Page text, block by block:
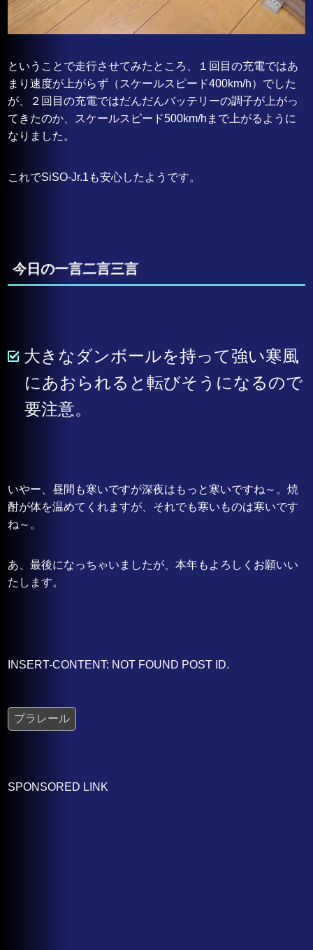
ということで走行させてみたところ、１回目の充電ではあ
まり速度が上がらず（スケールスピード400km/h）でした
が、２回目の充電ではだんだんバッテリーの調子が上がっ
てきたのか、スケールスピード500km/hまで上がるように
なりました。
これでSiSO-Jr.1も安心したようです。
今日の一言二言三言
大きなダンボールを持って強い寒風
にあおられると転びそうになるので
要注意。
いやー、昼間も寒いですが深夜はもっと寒いですね～。焼
酎が体を温めてくれますが、それでも寒いものは寒いです
ね～。
あ、最後になっちゃいましたが、本年もよろしくお願いい
たします。
INSERT-CONTENT: NOT FOUND POST ID.
プラレール
SPONSORED LINK